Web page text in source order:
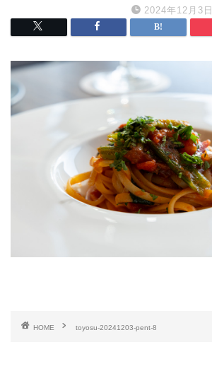
2024年12月3日
HOME toyosu-20241203-pent-8